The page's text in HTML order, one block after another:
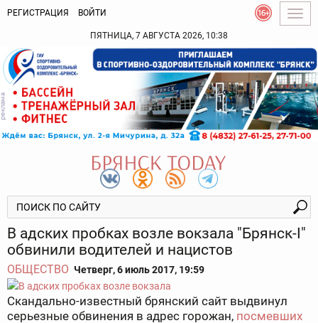
РЕГИСТРАЦИЯ ВОЙТИ
ПЯТНИЦА, 7 АВГУСТА 2026, 10:38
В адских пробках возле вокзала "Брянск-I"
обвинили водителей и нацистов
ОБЩЕСТВО Четверг, 6 июль 2017, 19:59
Скандально-известный брянский сайт выдвинул
серьезные обвинения в адрес горожан, посмевших